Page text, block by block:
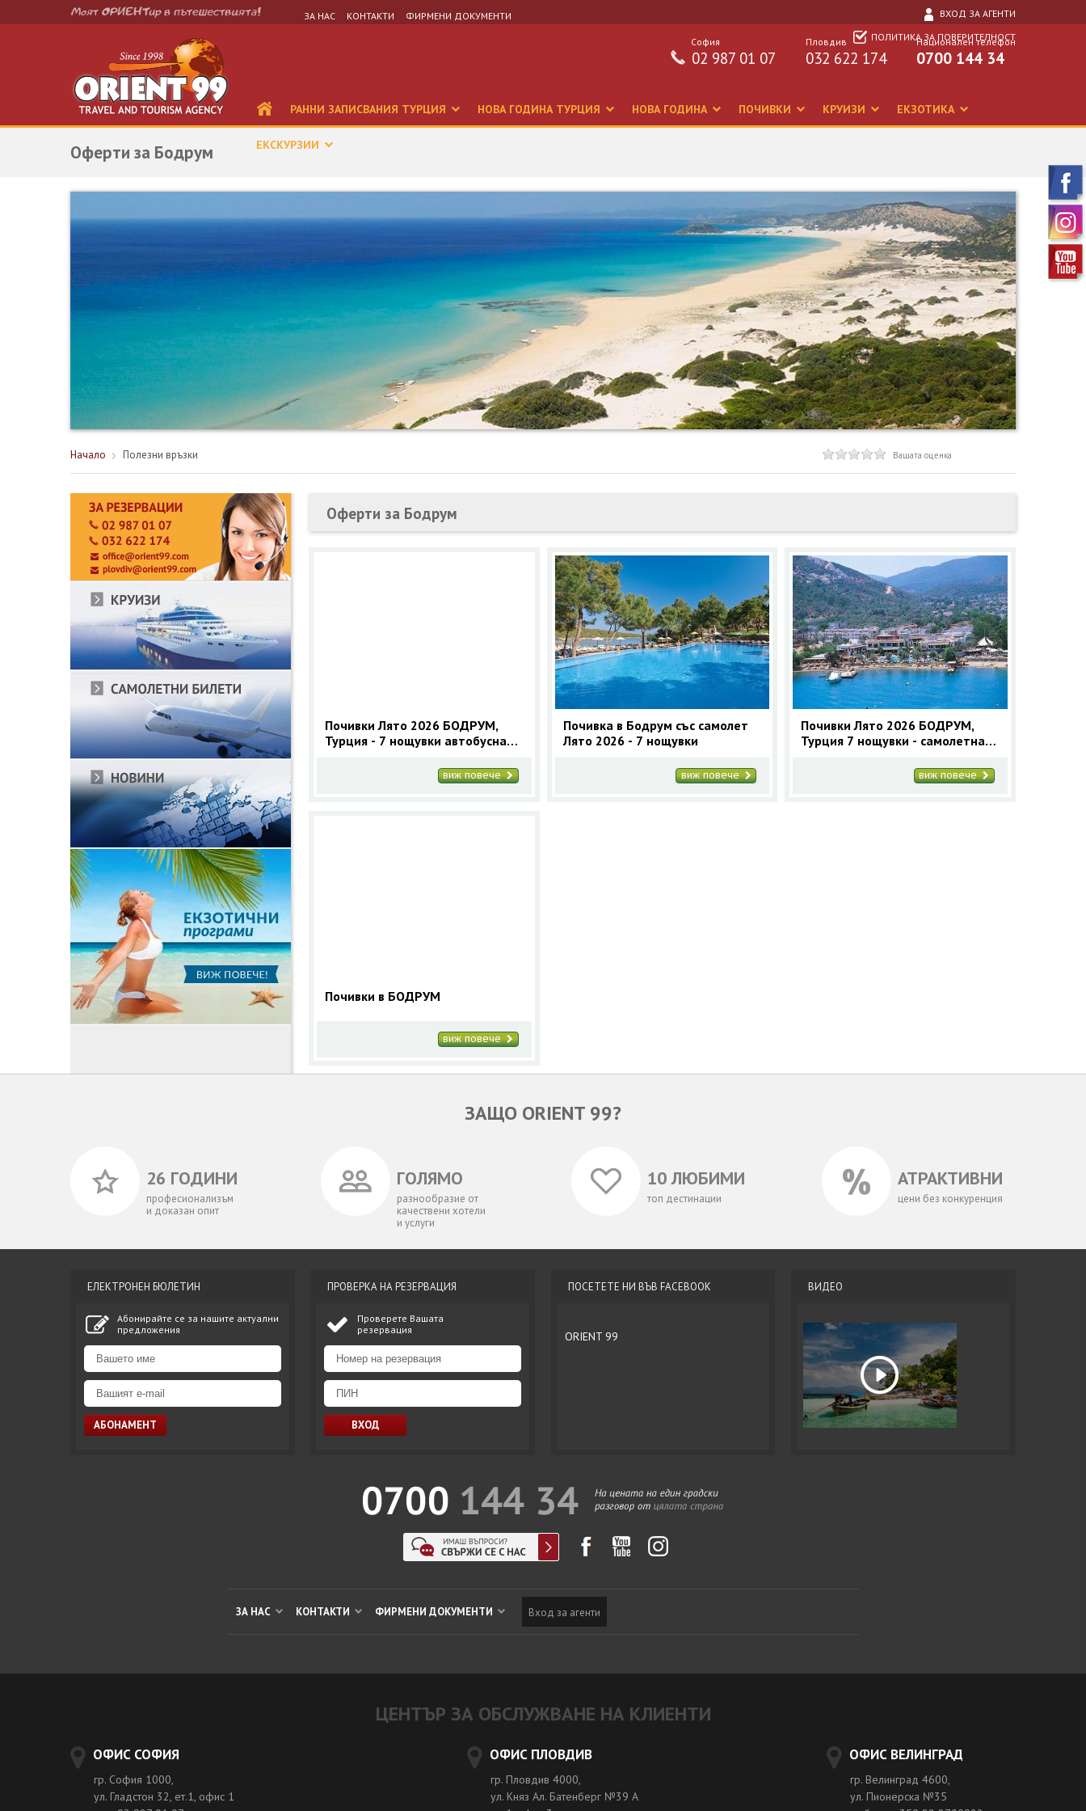
ЗА НАС КОНТАКТИ ФИРМЕНИ ДОКУМЕНТИ
ВХОД ЗА АГЕНТИ
ПОЛИТИКА ЗА ПОВЕРИТЕЛНОСТ
Национален телефон
0700 144 34
Пловдив
032 622 174
София
02 987 01 07
РАННИ ЗАПИСВАНИЯ ТУРЦИЯ НОВА ГОДИНА ТУРЦИЯ НОВА ГОДИНА ПОЧИВКИ КРУИЗИ ЕКЗОТИКА
ЕКСКУРЗИИ
Оферти за Бодрум
Начало Полезни връзки Вашата оценка
Оферти за Бодрум
Почивки Лято 2026 БОДРУМ,
Турция - 7 нощувки автобусна
виж повече
Почивка в Бодрум със самолет
Лято 2026 - 7 нощувки
виж повече
Почивки Лято 2026 БОДРУМ,
Турция 7 нощувки - самолетна
виж повече
Почивки в БОДРУМ
виж повече
ЗАЩО ORIENT 99?
26 ГОДИНИ
професионализъм
и доказан опит
ГОЛЯМО
разнообразие от
качествени хотели
и услуги
10 ЛЮБИМИ
топ дестинации
АТРАКТИВНИ
цени без конкуренция
ЕЛЕКТРОНЕН БЮЛЕТИН
Абонирайте се за нашите актуални
предложения
ПРОВЕРКА НА РЕЗЕРВАЦИЯ
Проверете Вашата
резервация
ПОСЕТЕТЕ НИ ВЪВ FACEBOOK
ORIENT 99
ВИДЕО
ЗА НАС КОНТАКТИ ФИРМЕНИ ДОКУМЕНТИ Вход за агенти
ЦЕНТЪР ЗА ОБСЛУЖВАНЕ НА КЛИЕНТИ
ОФИС СОФИЯ
гр. София 1000,
ул. Гладстон 32, ет.1, офис 1
ОФИС ПЛОВДИВ
гр. Пловдив 4000,
ул. Княз Ал. Батенберг №39 A
ОФИС ВЕЛИНГРАД
гр. Велинград 4600,
ул. Пионерска №35